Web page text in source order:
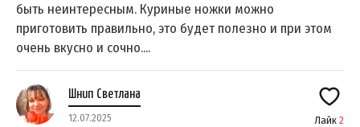
быть неинтересным. Куриные ножки можно
приготовить правильно, это будет полезно и при этом
очень вкусно и сочно....
Шнип Светлана
12.07.2025 Лайк 2